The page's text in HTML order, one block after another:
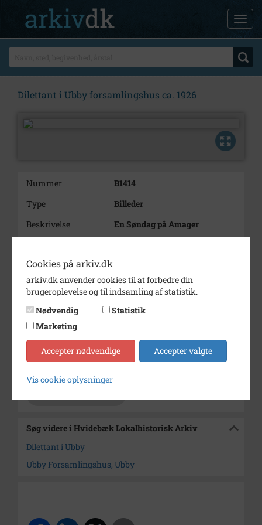
Dilettant i Ubby forsamlingshus ca. 1926
Nummer
B1414
Type
Billeder
Beskrivelse
En Søndag på Amager
Dateringsnote
Fotograf
Ukendt
Størrelse
11,5x18 cm
Materiale
Se på kort
Søg videre i Hvidebæk Lokalhistorisk Arkiv
Dilettant i Ubby
Ubby Forsamlingshus, Ubby
Cookies på arkiv.dk
arkiv.dk anvender cookies til at forbedre din
brugeroplevelse og til indsamling af statistik.
Nødvendig
Statistik
Marketing
Accepter nødvendige Accepter valgte
Vis cookie oplysninger